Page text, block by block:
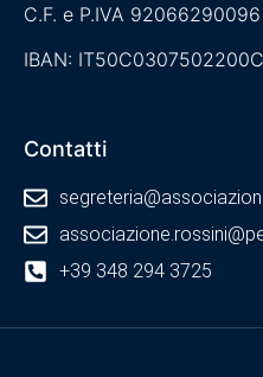
C.F. e P.IVA 92066290096
IBAN:
Contatti
+39 348 294 3725